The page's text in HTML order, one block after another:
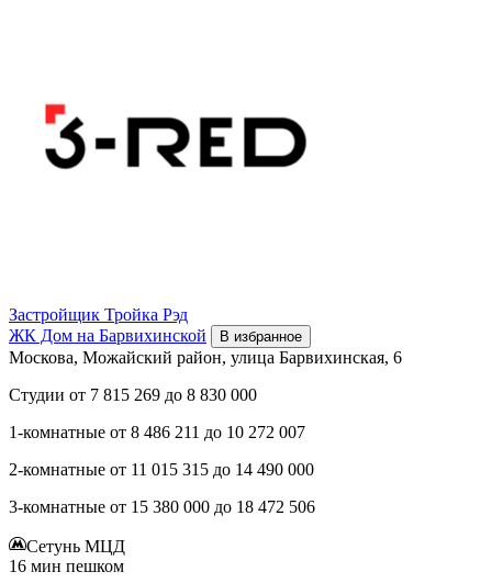
Застройщик Тройка Рэд
ЖК Дом на Барвихинской
В избранное
Москова, Можайский район, улица Барвихинская, 6
Студии от 7 815 269 до 8 830 000
1-комнатные от 8 486 211 до 10 272 007
2-комнатные от 11 015 315 до 14 490 000
3-комнатные от 15 380 000 до 18 472 506
Сетунь МЦД
16 мин пешком